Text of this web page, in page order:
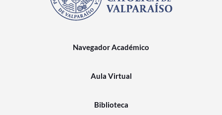
Navegador Académico
Aula Virtual
Biblioteca